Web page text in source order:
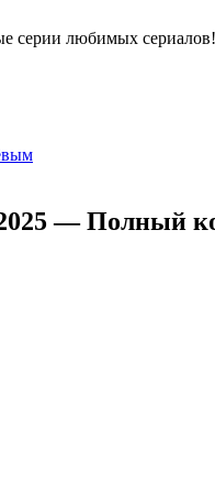
серии любимых сериалов!
— Полный